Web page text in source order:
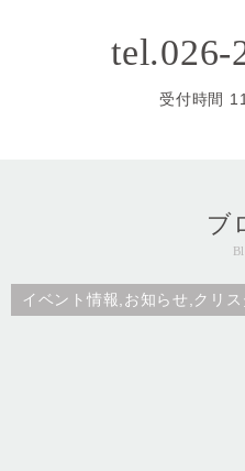
tel.026-
受付時間
ブ
イベント情報,お知らせ,クリ